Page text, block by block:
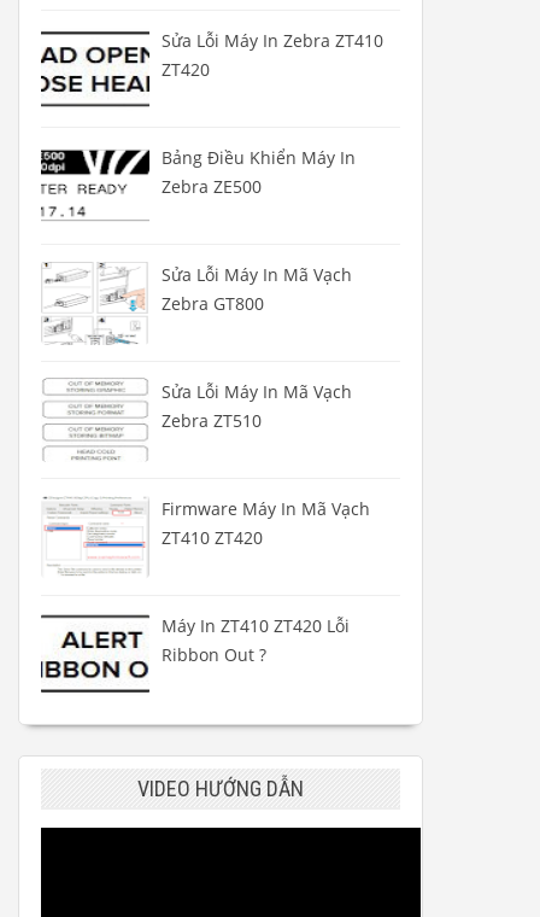
Sửa Lỗi Máy In Zebra ZT410
ZT420
Bảng Điều Khiển Máy In
Zebra ZE500
Sửa Lỗi Máy In Mã Vạch
Zebra GT800
Sửa Lỗi Máy In Mã Vạch
Zebra ZT510
Firmware Máy In Mã Vạch
ZT410 ZT420
Máy In ZT410 ZT420 Lỗi
Ribbon Out ?
VIDEO HƯỚNG DẪN